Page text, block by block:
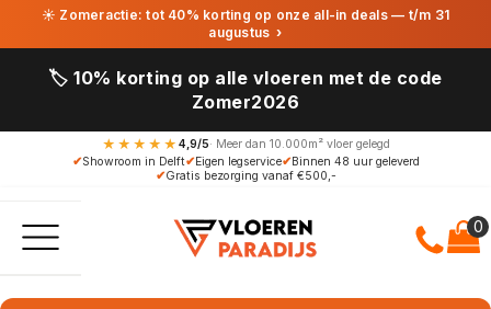
☀ Zomeractie: tot 40% korting op onze all-in deals — t/m 31
augustus ›
🏷️ 10% korting op alle vloeren met de code
Zomer2026
★★★★★ 4,9/5· Meer dan 10.000m² vloer gelegd
✔Showroom in Delft✔Eigen legservice✔Binnen 48 uur geleverd
✔Gratis bezorging vanaf €500,-